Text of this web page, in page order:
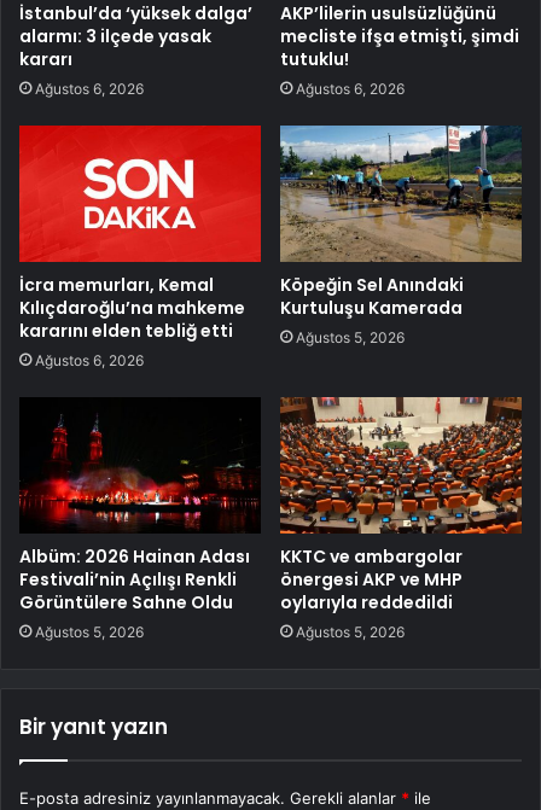
İstanbul’da ‘yüksek dalga’
alarmı: 3 ilçede yasak
kararı
Ağustos 6, 2026
AKP’lilerin usulsüzlüğünü
mecliste ifşa etmişti, şimdi
tutuklu!
Ağustos 6, 2026
İcra memurları, Kemal
Kılıçdaroğlu’na mahkeme
kararını elden tebliğ etti
Ağustos 6, 2026
Köpeğin Sel Anındaki
Kurtuluşu Kamerada
Ağustos 5, 2026
Albüm: 2026 Hainan Adası
Festivali’nin Açılışı Renkli
Görüntülere Sahne Oldu
Ağustos 5, 2026
KKTC ve ambargolar
önergesi AKP ve MHP
oylarıyla reddedildi
Ağustos 5, 2026
Bir yanıt yazın
E-posta adresiniz yayınlanmayacak. Gerekli alanlar * ile